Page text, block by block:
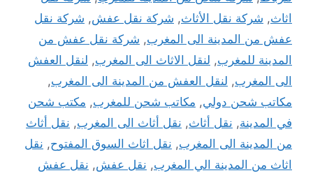
اثاث, شركة نقل الأثاث, شركة نقل عفش, شركة نقل
عفش من المدينة الى المغرب, شركة نقل عفش من
المدينة للمغرب, لنقل الاثاث الى المغرب, لنقل العفش
الى المغرب, لنقل العفش من المدينة الى المغرب,
مكاتب شحن دولي, مكاتب شحن للمغرب, مكتب شحن
في المدينة, نقل أثاث, نقل أثاث الى المغرب, نقل أثاث
من المدينة الى المغرب, نقل اثاث السوق المفتوح, نقل
اثاث من المدينة الي المغرب, نقل عفش, نقل عفش